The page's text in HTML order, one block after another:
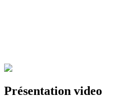
Présentation video